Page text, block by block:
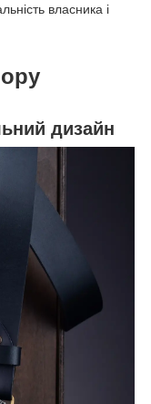
власника і
дизайн